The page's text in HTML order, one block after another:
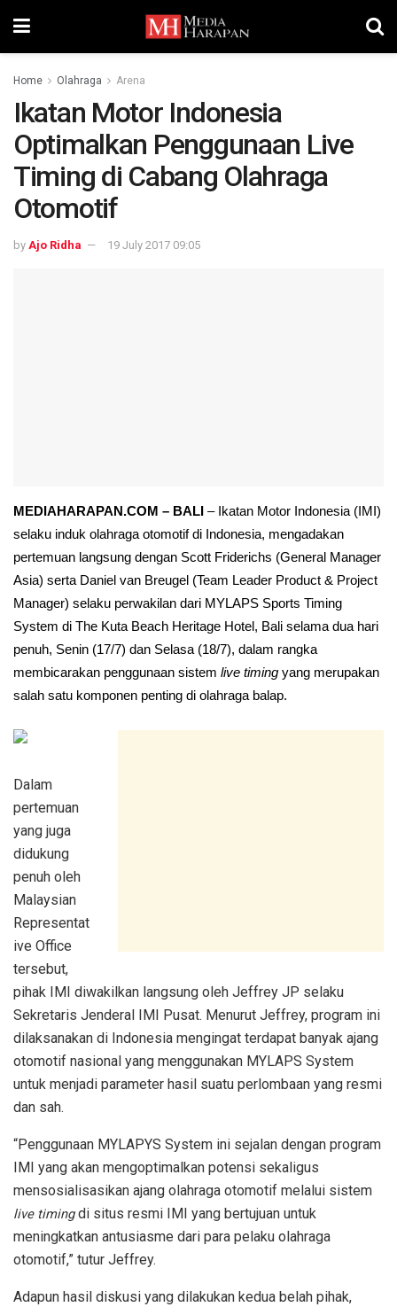
Home Olahraga Arena
Ikatan Motor Indonesia
Optimalkan Penggunaan Live
Timing di Cabang Olahraga
Otomotif
by Ajo Ridha 19 July 2017 09:05
MEDIAHARAPAN.COM – BALI – Ikatan Motor Indonesia (IMI)
selaku induk olahraga otomotif di Indonesia, mengadakan
pertemuan langsung dengan Scott Friderichs (General Manager
Asia) serta Daniel van Breugel (Team Leader Product & Project
Manager) selaku perwakilan dari MYLAPS Sports Timing
System di The Kuta Beach Heritage Hotel, Bali selama dua hari
penuh, Senin (17/7) dan Selasa (18/7), dalam rangka
membicarakan penggunaan sistem live timing yang merupakan
salah satu komponen penting di olahraga balap.
Dalam
pertemuan
yang juga
didukung
penuh oleh
Malaysian
Representat
ive Office
tersebut,
pihak IMI diwakilkan langsung oleh Jeffrey JP selaku
Sekretaris Jenderal IMI Pusat. Menurut Jeffrey, program ini
dilaksanakan di Indonesia mengingat terdapat banyak ajang
otomotif nasional yang menggunakan MYLAPS System
untuk menjadi parameter hasil suatu perlombaan yang resmi
dan sah.
“Penggunaan MYLAPYS System ini sejalan dengan program
IMI yang akan mengoptimalkan potensi sekaligus
mensosialisasikan ajang olahraga otomotif melalui sistem
live timingdi situs resmi IMI yang bertujuan untuk
meningkatkan antusiasme dari para pelaku olahraga
otomotif,” tutur Jeffrey.
Adapun hasil diskusi yang dilakukan kedua belah pihak,